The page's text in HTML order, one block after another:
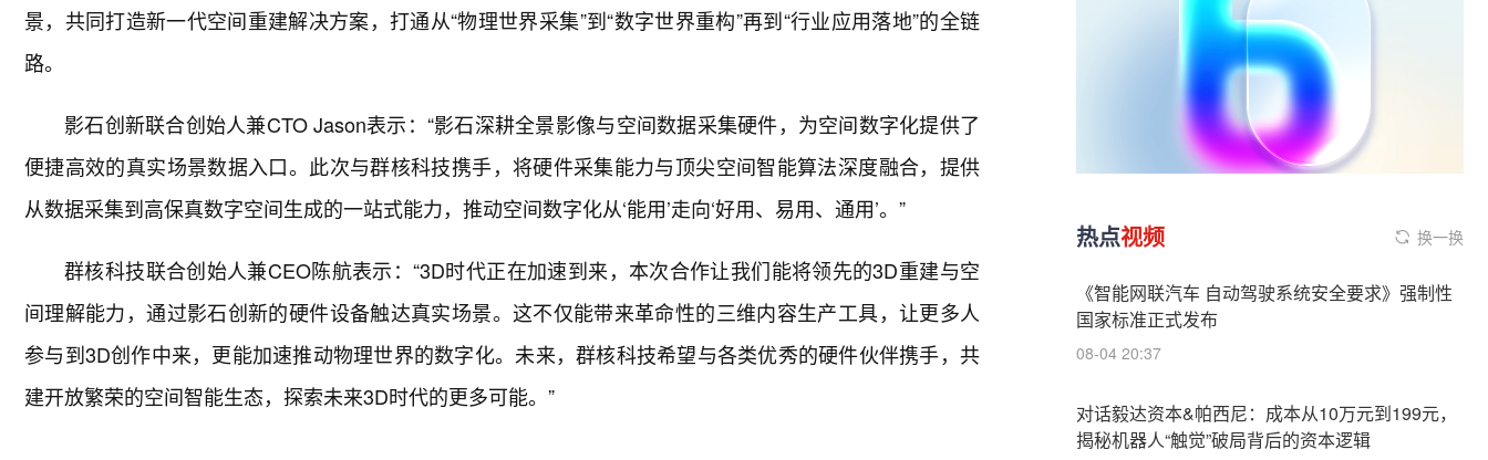
景，共同打造新一代空间重建解决方案，打通从“物理世界采集”到“数字世界重构”再到“行业应用落地”的全链
路。
影石创新联合创始人兼CTO Jason表示：“影石深耕全景影像与空间数据采集硬件，为空间数字化提供了
便捷高效的真实场景数据入口。此次与群核科技携手，将硬件采集能力与顶尖空间智能算法深度融合，提供
从数据采集到高保真数字空间生成的一站式能力，推动空间数字化从‘能用’走向‘好用、易用、通用’。”
群核科技联合创始人兼CEO陈航表示：“3D时代正在加速到来，本次合作让我们能将领先的3D重建与空
间理解能力，通过影石创新的硬件设备触达真实场景。这不仅能带来革命性的三维内容生产工具，让更多人
参与到3D创作中来，更能加速推动物理世界的数字化。未来，群核科技希望与各类优秀的硬件伙伴携手，共
建开放繁荣的空间智能生态，探索未来3D时代的更多可能。”
热点视频 换一换
《智能网联汽车 自动驾驶系统安全要求》强制性
国家标准正式发布
08-04 20:37
对话毅达资本&帕西尼：成本从10万元到199元，
揭秘机器人“触觉”破局背后的资本逻辑